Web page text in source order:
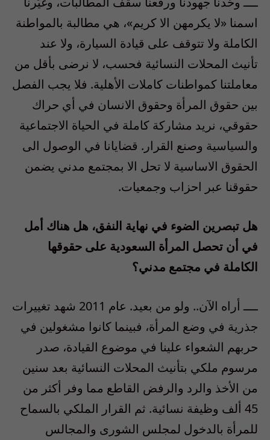
اسمنا «لا يكرمهن الا كريم»، هي مطالبة بالمواطنة
الكاملة ولا تتوقف على قيادة السيارة، ولا عند
تأنيث المحلات النسائية فحسب، لا نرضى بأقل من
معاملتنا كمواطنات كاملات الأهلية. فلا يجب الفصل
بين حقوق المرأة وحقوق الانسان في أي حراك
حقوقي، نريد مشاركة كاملة في الحياة الاجتماعية
والسياسية وصنع القرار. قضايانا في الوصول الى
الحقوق الاساسية لا تحل الا بمجتمع مدني يضمن
حقوقنا عبر احزاب وجمعيات.
هل تبصرين الضوء في نهاية النفق، هل هناك أمل
في أن تحصل المرأة السعودية على حقوقها
الكاملة في مجتمع مدني؟
ــــ أراه الآن.. ولو من بعيد. عام 2011 شهد تغييرات
جذرية في وضع المرأة، فبينما كانوا مشغولين في
حربهم الشعواء علينا في موضوع القيادة، صدر
مرسوم ملكي بتأنيث المحلات النسائية بعد سنين
من الأخذ والرد والرفض القاطع مما وفر أكثر من
45 ألف وظيفة نسائية. ثم القرار الملكي بالسماح
للمرأة بالدخول لمجلس الشورى والمجالس